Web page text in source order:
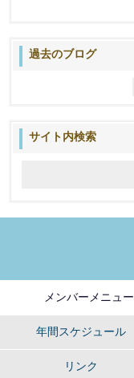
過去のブログ
サイト内検索
メンバーメニュー
年間スケジュール
リンク